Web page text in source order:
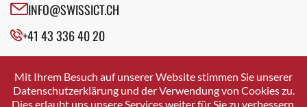
Davos Platz
Davos Platz 1
Dietikon
Dietlikon
INFO@SWISSICT.CH
+41 43 336 40 20
SWISSICT
VULKANSTRASSE 120
8048 ZURICH
Mit Ihrem Besuch auf unserer Website stimmen Sie unserer
Datenschutzerklärung und der Verwendung von Cookies zu.
Dies erlaubt uns unsere Services weiter für Sie zu verbessern.